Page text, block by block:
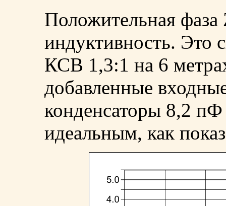
Положительная фаза
индуктивность. Это
КСВ 1,3:1 на 6
добавленные
конденсаторы 8,2
идеальным, как